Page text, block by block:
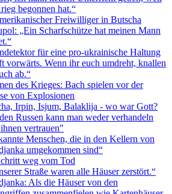
begonnen hat.“
Freiwilliger in Butscha
„Ein Scharfschütze hat meinen Mann
für eine pro-ukrainische Haltung
vorwärts. Wenn ihr euch umdreht, knallen
ab.“
des Krieges: Bach spielen vor der
von Explosionen
Irpin, Isjum, Balaklija - wo war Gott?
Russen kann man weder verhandeln
vertrauen"
Menschen, die in den Kellern von
umgekommen sind“
weg vom Tod
Straße waren alle Häuser zerstört.“
Als die Häuser von den